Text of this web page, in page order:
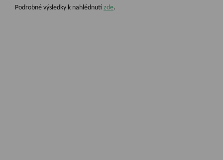
Podrobné výsledky k nahlédnutí zde.